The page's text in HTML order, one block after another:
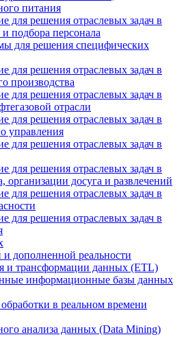
питания
для решения отраслевых задач в
и подбора персонала
для решения специфических
для решения отраслевых задач в
производства
для решения отраслевых задач в
отрасли
для решения отраслевых задач в
управления
для решения отраслевых задач в
для решения отраслевых задач в
организации досуга и развлечений
для решения отраслевых задач в
для решения отраслевых задач в
дополненной реальности
и трансформации данных (ETL)
информационные базы данных
в реальном времени
анализа данных (Data Mining)